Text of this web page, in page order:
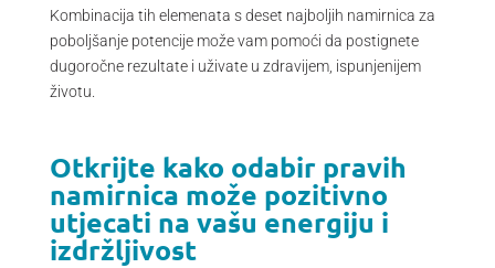
Kombinacija tih elemenata s deset najboljih namirnica za
poboljšanje potencije može vam pomoći da postignete
dugoročne rezultate i uživate u zdravijem, ispunjenijem
životu.
Otkrijte kako odabir pravih
namirnica može pozitivno
utjecati na vašu energiju i
izdržljivost